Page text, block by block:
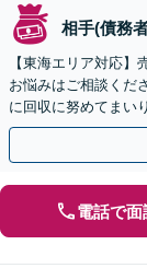
相手(債務
【東海エリア対応
お悩みはご相談くだ
に回収に努めてまい
効果的な方法を臨機
電話で面